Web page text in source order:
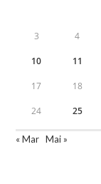
3 4
10 11
17 18
24 25
« Mar Mai »